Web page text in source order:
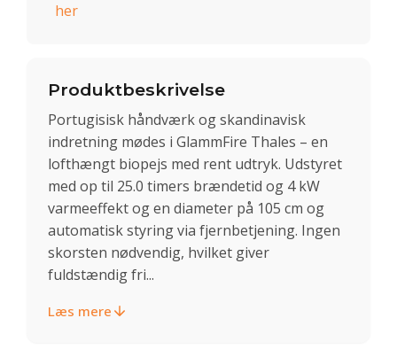
her
Produktbeskrivelse
Portugisisk håndværk og skandinavisk
indretning mødes i GlammFire Thales – en
lofthængt biopejs med rent udtryk. Udstyret
med op til 25.0 timers brændetid og 4 kW
varmeeffekt og en diameter på 105 cm og
automatisk styring via fjernbetjening. Ingen
skorsten nødvendig, hvilket giver
fuldstændig fri...
Læs mere